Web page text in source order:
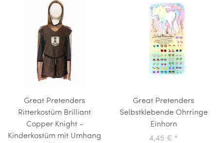
Great Pretenders
Ritterkostüm Brilliant
Copper Knight -
Kinderkostüm mit Umhang
Great Pretenders
Selbstklebende Ohrringe
Einhorn
4,45 € *